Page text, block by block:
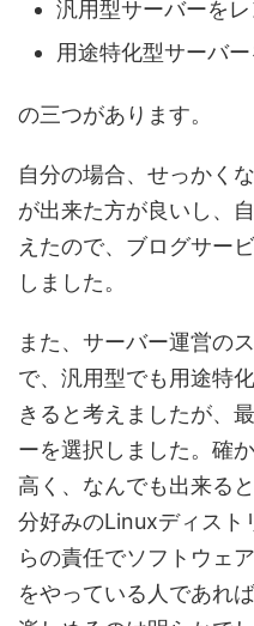
汎用型サーバーを
用途特化型サーバ
の三つがあります。
自分の場合、せっかく
が出来た方が良いし、
えたので、ブログサー
しました。
また、サーバー運営の
で、汎用型でも用途特
きると考えましたが、
ーを選択しました。確
高く、なんでも出来る
分好みのLinuxディスト
らの責任でソフトウェ
をやっている人であれ